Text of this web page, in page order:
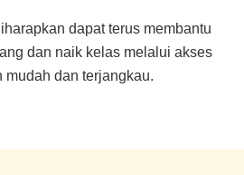
dapat terus membantu
dan naik kelas melalui akses
dan terjangkau.